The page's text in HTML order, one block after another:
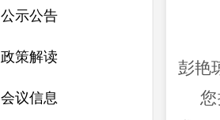
公示公告
政策解读
会议信息
彭艳